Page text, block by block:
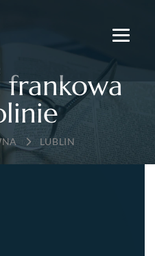
→ LUBLIN